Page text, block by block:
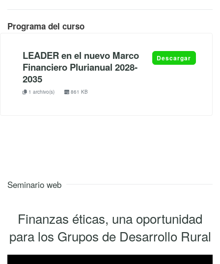
Programa del curso
LEADER en el nuevo Marco
Financiero Plurianual 2028-
2035
1 archivo(s) 861 KB
Descargar
Seminario web
Finanzas éticas, una oportunidad
para los Grupos de Desarrollo Rural